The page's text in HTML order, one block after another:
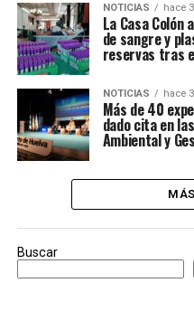
NOTICIAS hace
La Casa Colón
de sangre y
reservas tras
NOTICIAS hace
Más de 40
dado cita en
Ambiental y
Buscar